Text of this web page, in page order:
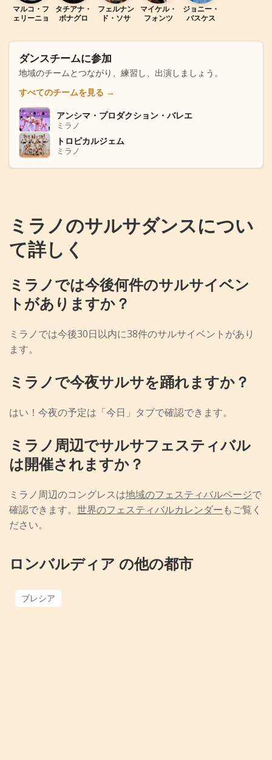
マルコ・フ
ェリーニョ
タチアナ・
ボナグロ
フェルナン
ド・ソサ
マイケル・
フォンツ
ジョニー・
バスケス
ダンスチームに参加
地域のチームとつながり、練習し、出演しましょう。
すべてのチームを見る →
ア アンシマ・プロダクション・バレエ
ミラノ
ト トロピカルジェム
ミラノ
ミラノのサルサダンスについ
て詳しく
ミラノでは今後何件のサルサイベン
トがありますか？
ミラノでは今後30日以内に38件のサルサイベントがあり
ます。
ミラノで今夜サルサを踊れますか？
はい！今夜の予定は「今日」タブで確認できます。
ミラノ周辺でサルサフェスティバル
は開催されますか？
ミラノ周辺のコングレスは地域のフェスティバルページで
確認できます。 世界のフェスティバルカレンダーもご覧く
ださい。
ロンバルディア の他の都市
ブレシア